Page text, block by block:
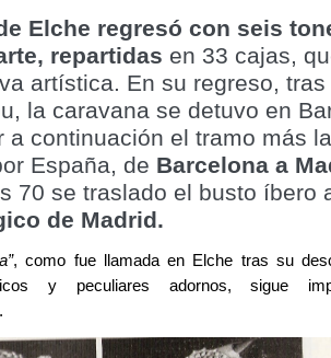
Elche regresó con seis
repartidas en 33 cajas,
artística. En su regreso,
la caravana se detuvo en
a continuación el tramo más
España, de Barcelona a
70 se traslado el busto íbero
de Madrid.
, como fue llamada en Elche tras su
y peculiares adornos, sigue